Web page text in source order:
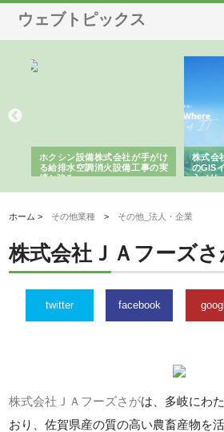
ウェブトピックス
ホクシン設備株式会社が手がけ
る給排水空調消火設備工事の実
績と強み
株式会
のGIS
入メリ
ホーム > その他業種 > その他_法人・企業
株式会社ＪＡフーズ
twitter facebook
株式会社ＪＡフーズさがは、多岐にわ
おり、佐賀県産の質の高い農畜産物を